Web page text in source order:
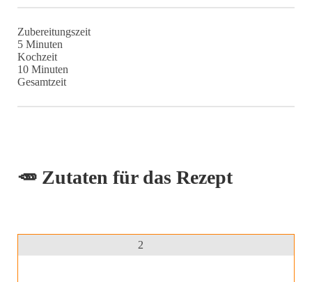
Zubereitungszeit
5Minuten
Minuten
Kochzeit
10Minuten
Minuten
Gesamtzeit
🥕 Zutaten für das Rezept
2